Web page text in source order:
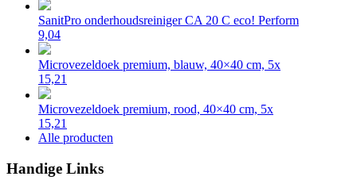
SanitPro onderhoudsreiniger CA 20 C eco! Perform
9,04
Microvezeldoek premium, blauw, 40×40 cm, 5x
15,21
Microvezeldoek premium, rood, 40×40 cm, 5x
15,21
Alle producten
Handige Links